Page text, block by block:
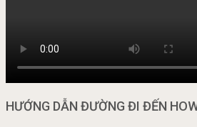
HƯỚNG DẪN ĐƯỜNG ĐI ĐẾN